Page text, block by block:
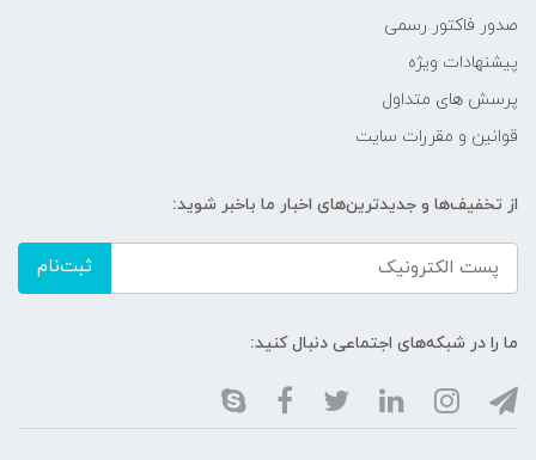
صدور فاکتور رسمی
پیشنهادات ویژه
پرسش های متداول
قوانین و مقررات سایت
از تخفیف‌ها و جدیدترین‌های اخبار ما باخبر شوید:
ثبت‌نام
ما را در شبکه‌های اجتماعی دنبال کنید: